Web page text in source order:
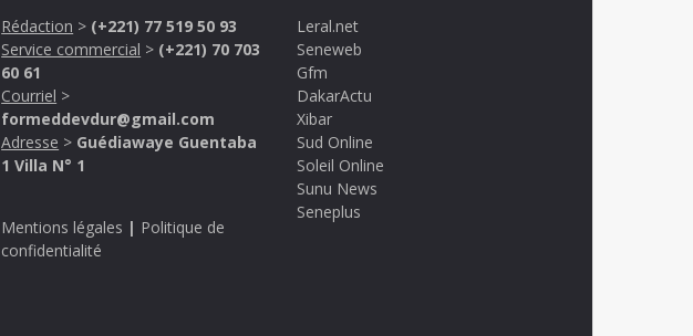
Rédaction > (+221) 77 519 50 93
Service commercial > (+221) 70 703
60 61
Courriel >
formeddevdur@gmail.com
Adresse > Guédiawaye Guentaba
1 Villa N° 1
Mentions légales | Politique de
confidentialité
Leral.net
Seneweb
Gfm
DakarActu
Xibar
Sud Online
Soleil Online
Sunu News
Seneplus